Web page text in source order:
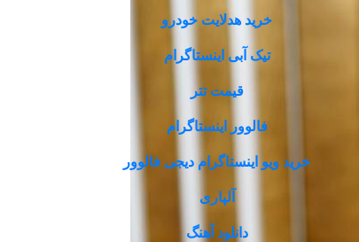
خرید هدلایت خودرو
تیک آبی اینستاگرام
قیمت تتر
فالوور اینستاگرام
خرید ویو اینستاگرام دیجی فالوور
آلپاری
دانلود آهنگ